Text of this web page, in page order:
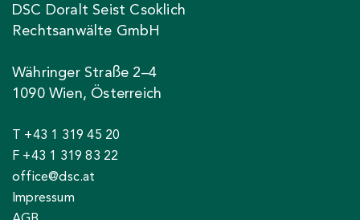
DSC Doralt Seist Csoklich
Rechtsanwälte GmbH
Währinger Straße 2–4
1090 Wien, Österreich
T +43 1 319 45 20
F +43 1 319 83 22
office@dsc.at
Impressum